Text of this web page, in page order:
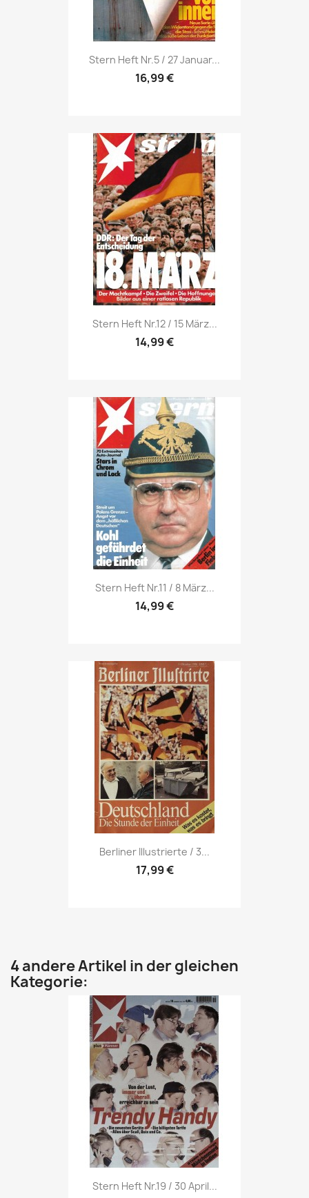
Vorschau
Stern Heft Nr.5 / 27 Januar...
16,99 €
Vorschau
Stern Heft Nr.12 / 15 März...
14,99 €
Vorschau
Stern Heft Nr.11 / 8 März...
14,99 €
Vorschau
Berliner Illustrierte / 3...
17,99 €
4 andere Artikel in der gleichen
Kategorie:
Vorschau
Stern Heft Nr.19 / 30 April...